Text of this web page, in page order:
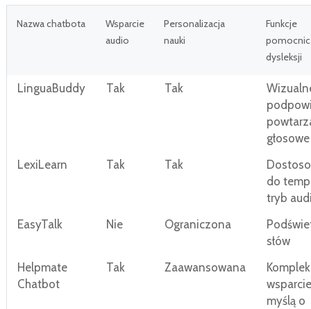
Nazwa chatbota
Wsparcie
audio
Personalizacja
nauki
Funkcje
dysleksji
LinguaBuddy Tak Tak
głosowe
LexiLearn
Tak Tak
do
tryb
EasyTalk
Nie Ograniczona
słów
Helpmate
Chatbot
Tak Zaawansowana
myślą o